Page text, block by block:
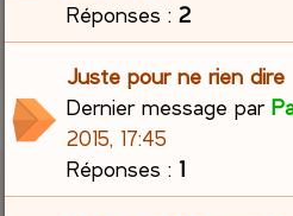
Réponses :2
Juste pour ne rien dire
Dernier message par
2015, 17:45
Réponses :1